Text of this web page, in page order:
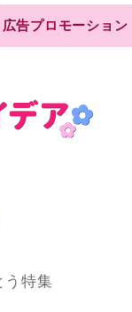
広告プロモーション
う特集